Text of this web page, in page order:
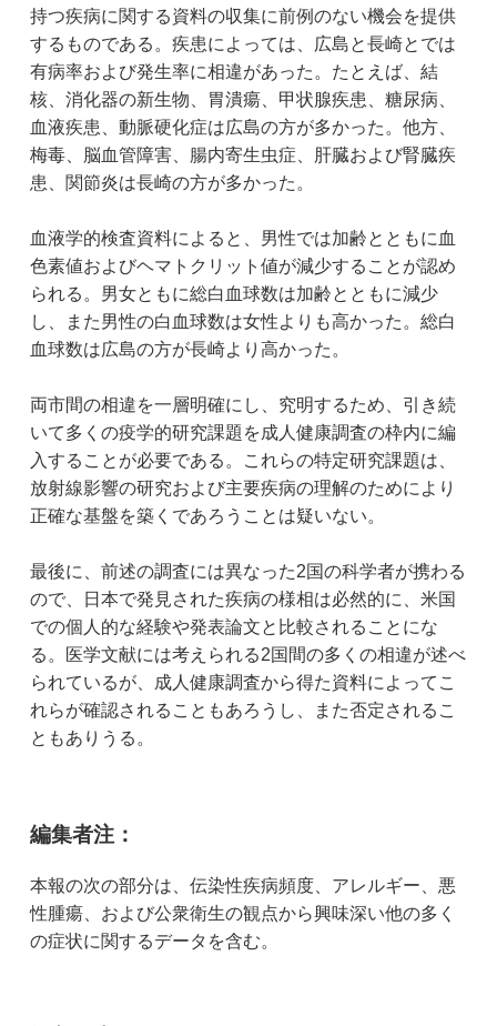
持つ疾病に関する資料の収集に前例のない機会を提供
するものである。疾患によっては、広島と長崎とでは
有病率および発生率に相違があった。たとえば、結
核、消化器の新生物、胃潰瘍、甲状腺疾患、糖尿病、
血液疾患、動脈硬化症は広島の方が多かった。他方、
梅毒、脳血管障害、腸内寄生虫症、肝臓および腎臓疾
患、関節炎は長崎の方が多かった。
血液学的検査資料によると、男性では加齢とともに血
色素値およびヘマトクリット値が減少することが認め
られる。男女ともに総白血球数は加齢とともに減少
し、また男性の白血球数は女性よりも高かった。総白
血球数は広島の方が長崎より高かった。
両市間の相違を一層明確にし、究明するため、引き続
いて多くの疫学的研究課題を成人健康調査の枠内に編
入することが必要である。これらの特定研究課題は、
放射線影響の研究および主要疾病の理解のためにより
正確な基盤を築くであろうことは疑いない。
最後に、前述の調査には異なった2国の科学者が携わる
ので、日本で発見された疾病の様相は必然的に、米国
での個人的な経験や発表論文と比較されることにな
る。医学文献には考えられる2国間の多くの相違が述べ
られているが、成人健康調査から得た資料によってこ
れらが確認されることもあろうし、また否定されるこ
ともありうる。
編集者注：
本報の次の部分は、伝染性疾病頻度、アレルギー、悪
性腫瘍、および公衆衛生の観点から興味深い他の多く
の症状に関するデータを含む。